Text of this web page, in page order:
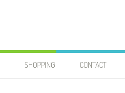
SHOPPING CONTACT